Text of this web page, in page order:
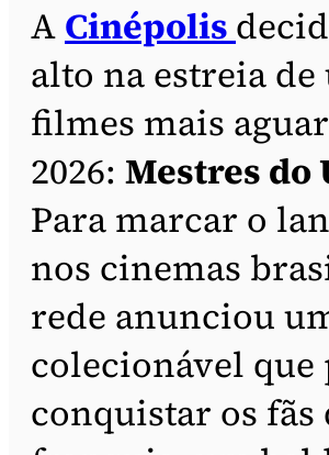
A Cinépolis
alto na estreia de
filmes mais
2026: Mestres do
Para marcar o
nos cinemas
rede anunciou
colecionável que
conquistar os fãs